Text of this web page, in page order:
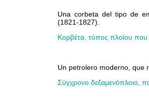
Una corbeta del tipo de
(1821-1827).
Κορβέτα, τύπος πλοίου
Un petrolero moderno, que
Σύγχρονο δεξαμενόπλοιο,